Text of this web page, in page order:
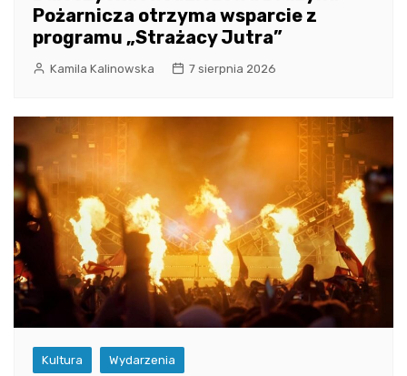
Pożarnicza otrzyma wsparcie z
programu „Strażacy Jutra”
Kamila Kalinowska 7 sierpnia 2026
Kultura Wydarzenia